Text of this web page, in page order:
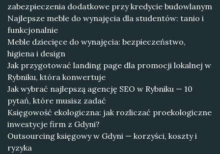
zabezpieczenia dodatkowe przy kredycie budowlanym
Najlepsze meble do wynajęcia dla studentów: tanio i
funkcjonalnie
Meble dziecięce do wynajęcia: bezpieczeństwo,
higiena i design
Jak przygotować landing page dla promocji lokalnej w
Rybniku, która konwertuje
Jak wybrać najlepszą agencję SEO w Rybniku — 10
pytań, które musisz zadać
Księgowość ekologiczna: jak rozliczać proekologiczne
inwestycje firm z Gdyni?
Outsourcing księgowy w Gdyni — korzyści, koszty i
ryzyka